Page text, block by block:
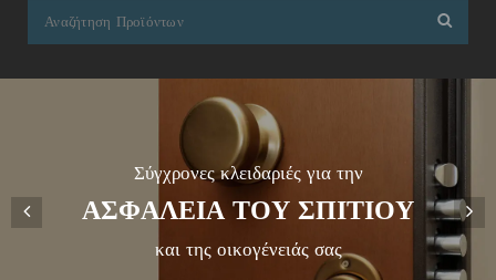
ΑΣΦΑΛΕΙΑ ΤΟΥ ΣΠΙΤΙΟΥ
Σύγχρονες κλειδαριές για την
και της οικογένειάς σας